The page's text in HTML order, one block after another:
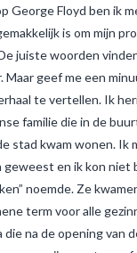
VIEW POST
George Floyd ben ik
is om mijn
juiste woorden
Maar geef me een
te vertellen. Ik
familie die in de
stad kwam wonen. Ik
geweest en ik kon niet
noemde. Ze
term voor alle
na de opening van